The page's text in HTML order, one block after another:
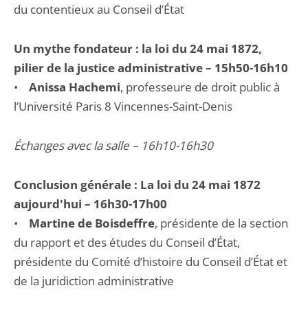
du contentieux au Conseil d’État
Un mythe fondateur : la loi du 24 mai 1872,
pilier de la justice administrative – 15h50-16h10
• Anissa Hachemi, professeure de droit public à
l’Université Paris 8 Vincennes-Saint-Denis
Échanges avec la salle – 16h10-16h30
Conclusion générale : La loi du 24 mai 1872
aujourd'hui – 16h30-17h00
• Martine de Boisdeffre, présidente de la section
du rapport et des études du Conseil d’État,
présidente du Comité d’histoire du Conseil d’État et
de la juridiction administrative